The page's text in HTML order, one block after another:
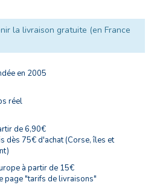
la livraison gratuite (en France
en 2005
réel
de 6,90€
dès 75€ d'achat (Corse, îles et
à partir de 15€
page "tarifs de livraisons"